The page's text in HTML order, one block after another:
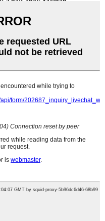
Blok
Kreatif...
Kustom...
Teether
Sistem